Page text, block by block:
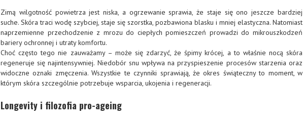
Zimą wilgotność powietrza jest niska, a ogrzewanie sprawia, że staje się ono jeszcze bardziej
suche. Skóra traci wodę szybciej, staje się szorstka, pozbawiona blasku i mniej elastyczna. Natomiast
naprzemienne przechodzenie z mrozu do ciepłych pomieszczeń prowadzi do mikrouszkodzeń
bariery ochronnej i utraty komfortu.
Choć często tego nie zauważamy – może się zdarzyć, że śpimy krócej, a to właśnie nocą skóra
regeneruje się najintensywniej. Niedobór snu wpływa na przyspieszenie procesów starzenia oraz
widoczne oznaki zmęczenia. Wszystkie te czynniki sprawiają, że okres świąteczny to moment, w
którym skóra szczególnie potrzebuje wsparcia, ukojenia i regeneracji.
Longevity i filozofia pro-ageing